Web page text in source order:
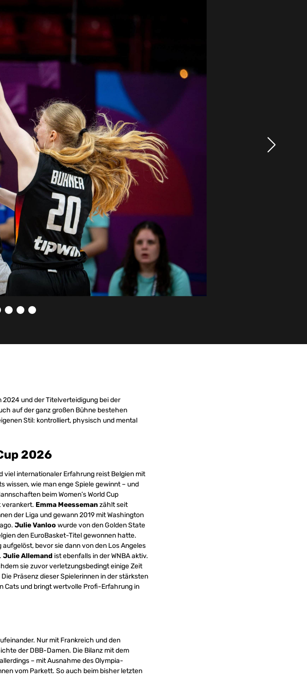
und der Titelverteidigung bei der
auf der ganz großen Bühne bestehen
Stil: kontrolliert, physisch und mental
2026
viel internationaler Erfahrung reist Belgien mit
wissen, wie man enge Spiele gewinnt – und
beim Women’s World Cup
verankert. Emma Meessemanzählt seit
der Liga und gewann 2019 mit Washington
Julie Vanloo wurde von den Golden State
den EuroBasket-Titel gewonnen hatte.
bevor sie dann von den Los Angeles
Julie Allemand ist ebenfalls in der WNBA aktiv.
sie zuvor verletzungsbedingt einige Zeit
Präsenz dieser Spielerinnen in der stärksten
Cats und bringt wertvolle Profi-Erfahrung in
Nur mit Frankreich und den
der DBB-Damen. Die Bilanz mit dem
– mit Ausnahme des Olympia-
vom Parkett. So auch beim bisher letzten